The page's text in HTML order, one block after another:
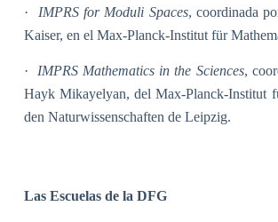
· IMPRS for Moduli Spaces, coordinada
Kaiser, en el Max-Planck-Institut für
· IMPRS Mathematics in the Sciences,
Hayk Mikayelyan, del Max-Planck-Institut
den Naturwissenschaften de Leipzig.
Las Escuelas de la DFG